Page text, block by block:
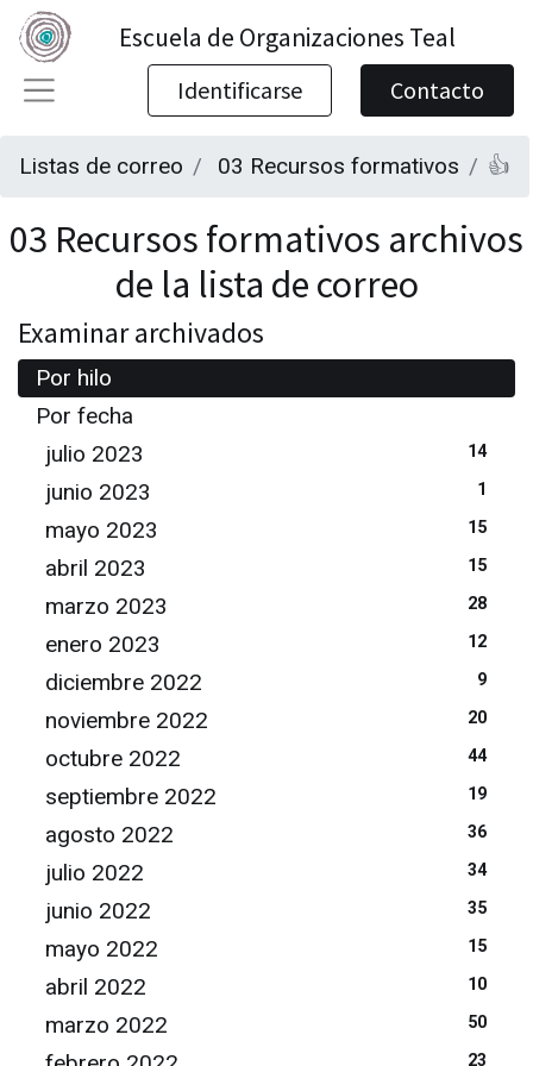
Escuela de Organizaciones Teal
Identificarse Contacto
Listas de correo 03 Recursos formativos 👍
03 Recursos formativos archivos
de la lista de correo
Examinar archivados
Por hilo
Por fecha
julio 2023
14
junio 2023 1
mayo 2023 15
abril 2023 15
marzo 2023 28
enero 2023 12
diciembre 2022 9
noviembre 2022 20
octubre 2022 44
septiembre 2022 19
agosto 2022 36
julio 2022 34
junio 2022 35
mayo 2022 15
abril 2022 10
marzo 2022 50
23